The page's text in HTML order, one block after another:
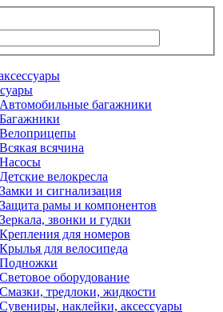
Автомобильные багажники
Багажники
Велоприцепы
Всякая всячина
Насосы
Детские велокресла
Замки и сигнализация
Защита рамы и компонентов
Зеркала, звонки и гудки
Крепления для номеров
Крылья для велосипеда
Подножки
Световое оборудование
Смазки, тредлоки, жидкости
Сувениры, наклейки, аксессуары